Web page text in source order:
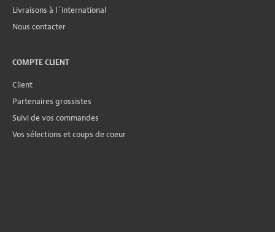
Livraisons à l´international
Nous contacter
COMPTE CLIENT
Client
Partenaires grossistes
Suivi de vos commandes
Vos sélections et coups de coeur